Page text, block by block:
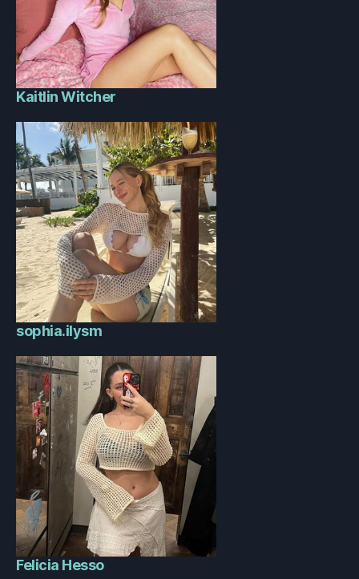
Kaitlin Witcher
sophia.ilysm
Felicia Hesso